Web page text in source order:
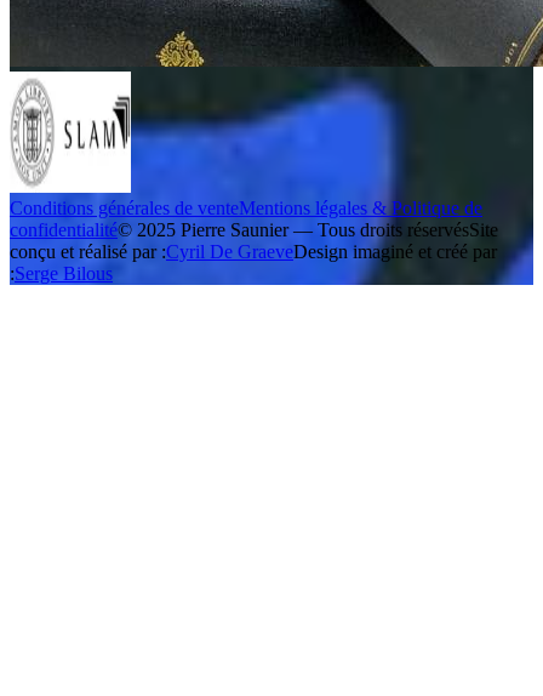
Conditions générales de venteMentions légales & Politique de
confidentialité© 2025 Pierre Saunier — Tous droits réservésSite
conçu et réalisé par :Cyril De GraeveDesign imaginé et créé par
:Serge Bilous